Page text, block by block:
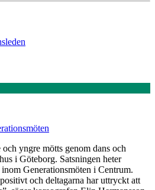
yngre mötts genom dans och
i Göteborg. Satsningen heter
Generationsmöten i Centrum.
och deltagarna har uttryckt att